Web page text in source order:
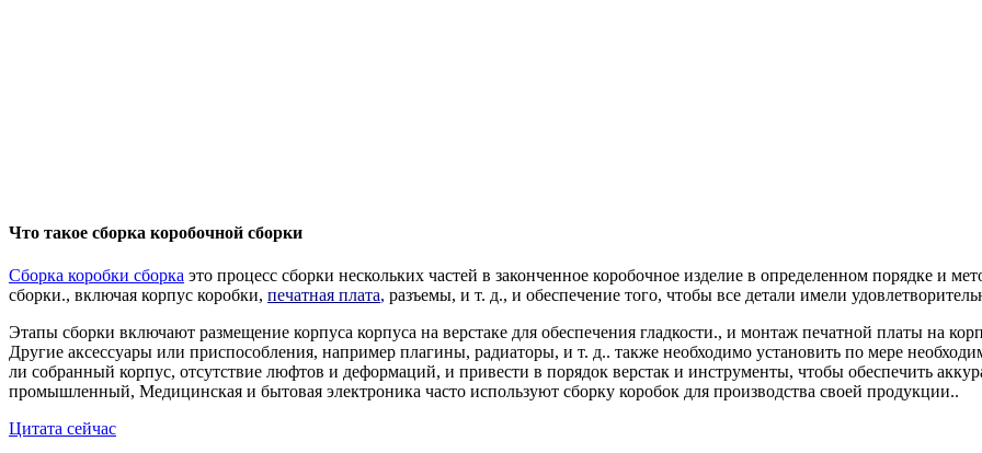
Что такое сборка коробочной сборки
Сборка коробки сборка это процесс сборки нескольких частей в законченное коробочное изделие в определенном порядке и
сборки., включая корпус коробки, печатная плата, разъемы, и т. д., и обеспечение того, чтобы все детали имели
Этапы сборки включают размещение корпуса корпуса на верстаке для обеспечения гладкости., и монтаж печатной платы на
Другие аксессуары или приспособления, например плагины, радиаторы, и т. д.. также необходимо установить по мере
ли собранный корпус, отсутствие люфтов и деформаций, и привести в порядок верстак и инструменты, чтобы обеспечить
промышленный, Медицинская и бытовая электроника часто используют сборку коробок для производства своей продукции..
Цитата сейчас